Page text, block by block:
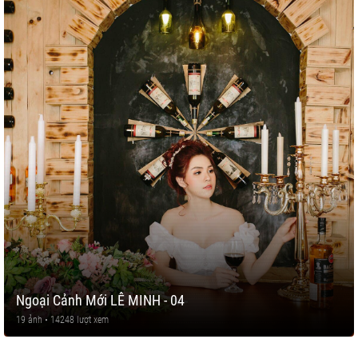
Ngoại Cảnh Mới LÊ MINH - 04
19 ảnh • 14248 lượt xem